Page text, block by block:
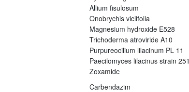
Allium fisulosum
Onobrychis viciifolia
Magnesium hydroxide E528
Trichoderma atroviride A10
Purpureocilium lilacinum PL 11
Paecilomyces lilacinus strain 251
Zoxamide
Carbendazim